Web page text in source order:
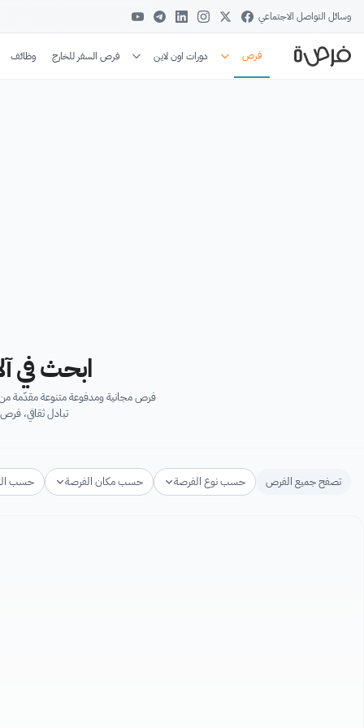
وسائل التواصل الاجتماعي
فرص دورات اون لاين فرص السفر للخارج وظائف
ابحث في
فرص مجانية ومدفوعة متنوعة مقدّمة من
تبادل ثقافي،
تصفح جميع الفرص حسب نوع الفرصة حسب مكان الفرصة حسب